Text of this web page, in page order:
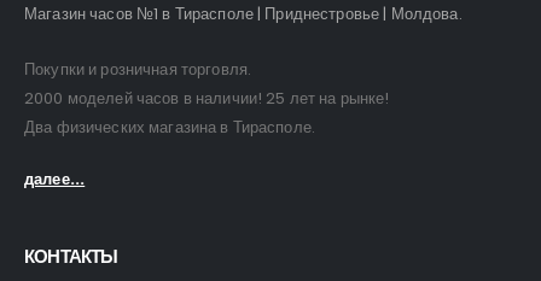
Магазин часов №1 в Тирасполе | Приднестровье | Молдова.
Покупки и розничная торговля.
2000 моделей часов в наличии! 25 лет на рынке!
Два физических магазина в Тирасполе.
далее...
КОНТАКТЫ